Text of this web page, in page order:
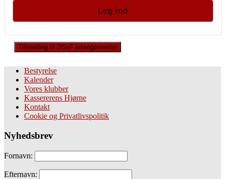
Tilmelding til DSoF arrangementer
Bestyrelse
Kalender
Vores klubber
Kassererens Hjørne
Kontakt
Cookie og Privatlivspolitik
Nyhedsbrev
Fornavn:
Efternavn: